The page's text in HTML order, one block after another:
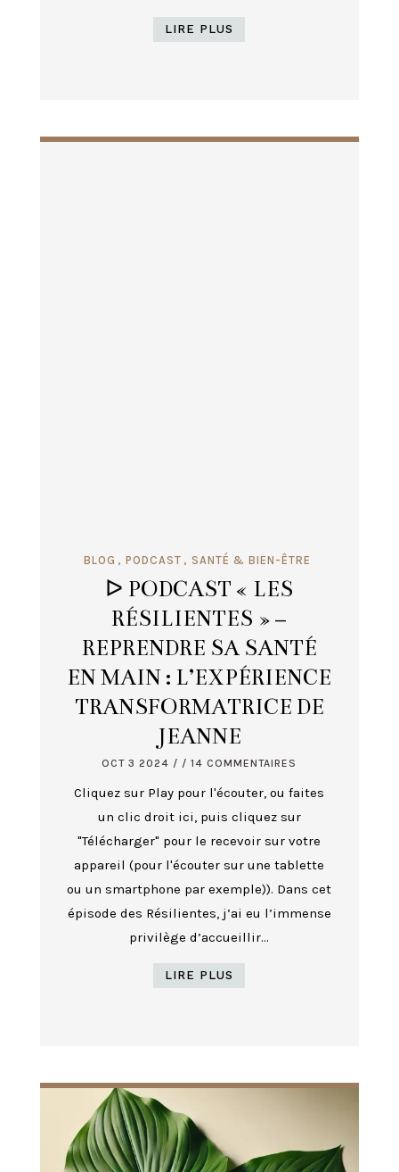
LIRE PLUS
BLOG PODCAST SANTÉ & BIEN-ÊTRE
ᐅ PODCAST « LES
RÉSILIENTES » –
REPRENDRE SA SANTÉ
EN MAIN : L’EXPÉRIENCE
TRANSFORMATRICE DE
JEANNE
OCT 3 2024 / / 14 COMMENTAIRES
Cliquez sur Play pour l'écouter, ou faites
un clic droit ici, puis cliquez sur
"Télécharger" pour le recevoir sur votre
appareil (pour l'écouter sur une tablette
ou un smartphone par exemple)). Dans cet
épisode des Résilientes, j’ai eu l’immense
privilège d’accueillir...
LIRE PLUS